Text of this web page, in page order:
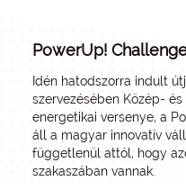
PowerUp!
Idén hatodszorra indult
szervezésében Közép-
energetikai versenye, a
áll a magyar innovatív
függetlenül attól, hogy
szakaszában vannak.